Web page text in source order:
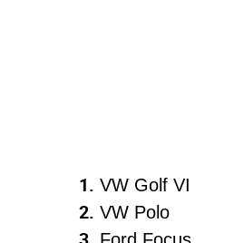
1. VW Golf VI
2. VW Polo